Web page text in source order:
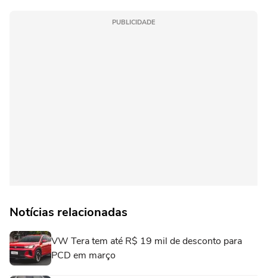
PUBLICIDADE
Notícias relacionadas
VW Tera tem até R$ 19 mil de desconto para
PCD em março